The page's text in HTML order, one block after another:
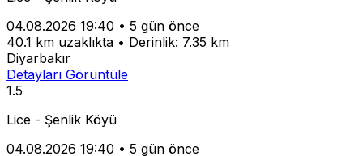
04.08.2026 19:40 • 5 gün önce
40.1 km uzaklıkta • Derinlik: 7.35 km
Diyarbakır
Detayları Görüntüle
1.5
Lice - Şenlik Köyü
04.08.2026 19:40 • 5 gün önce